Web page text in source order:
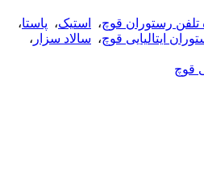
رستوران قوچ، استیک، پاستا،
ایتالیایی قوچ، سالاد سزار ،
قوچ